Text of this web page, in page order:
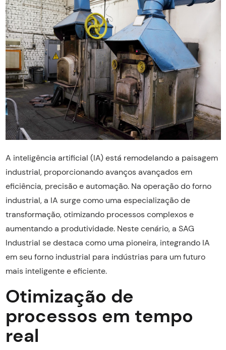
A inteligência artificial (IA) está remodelando a paisagem
industrial, proporcionando avanços avançados em
eficiência, precisão e automação. Na operação do forno
industrial, a IA surge como uma especialização de
transformação, otimizando processos complexos e
aumentando a produtividade. Neste cenário, a SAG
Industrial se destaca como uma pioneira, integrando IA
em seu forno industrial para indústrias para um futuro
mais inteligente e eficiente.
Otimização de
processos em tempo
real